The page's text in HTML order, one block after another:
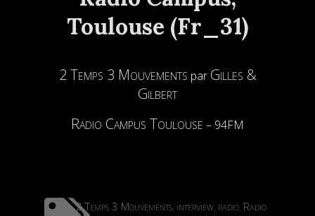
Toulouse (Fr_31)
2 Temps 3 Mouvements par Gilles &
Gilbert
Radio Campus Toulouse – 94FM
2 Temps 3 Mouvements, interview, radio, Radio